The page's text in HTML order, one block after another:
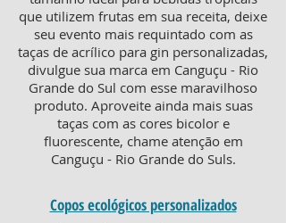
que utilizem frutas em sua receita, deixe
seu evento mais requintado com as
taças de acrílico para gin personalizadas,
divulgue sua marca em Canguçu - Rio
Grande do Sul com esse maravilhoso
produto. Aproveite ainda mais suas
taças com as cores bicolor e
fluorescente, chame atenção em
Canguçu - Rio Grande do Suls.
Copos ecológicos personalizados